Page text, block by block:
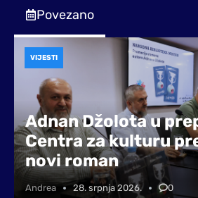
Povezano
Adnan Džolota u
Centra za kulturu
novi roman
Andrea 28. srpnja 2026. 0
VIJESTI